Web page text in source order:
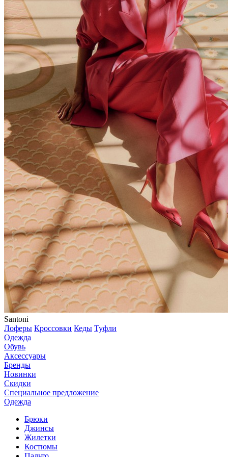
Santoni
Лоферы Кроссовки Кеды Туфли
Одежда
Обувь
Аксессуары
Бренды
Новинки
Скидки
Специальное предложение
Одежда
Брюки
Джинсы
Жилетки
Костюмы